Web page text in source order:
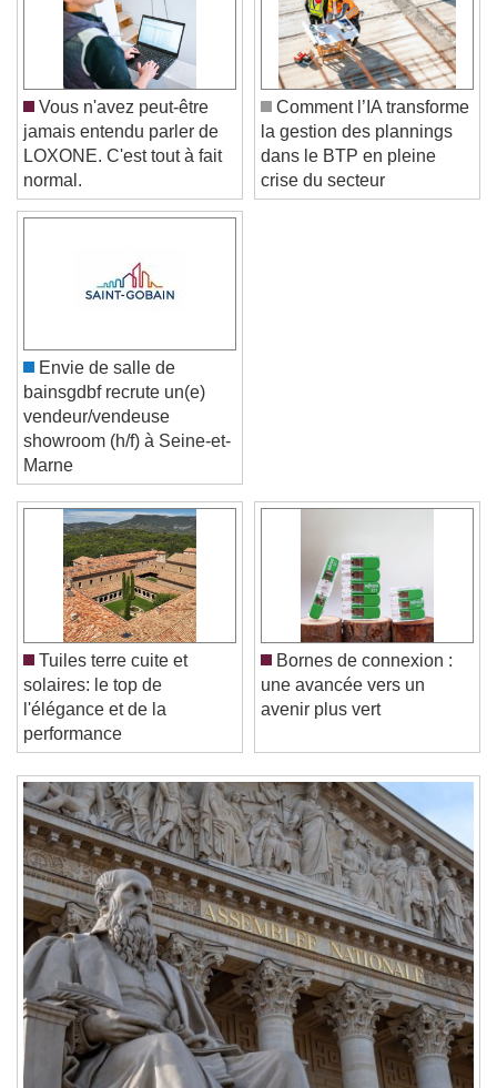
Video Player is loading.
Play Video
Play
Skip Backward
Skip Forward
Unmute
Current Time0:00
/
Duration-:-
Loaded: 0%
Stream Type
Seek to live, currently behind liveLIVE
Remaining Time-0:00
1x
Playback Rate
Chapters
Chapters
Descriptions
descriptions off, selected
Subtitles
subtitles settings
, opens subtitles
settings dialog
subtitles off, selected
Vous n'avez peut-être
jamais entendu parler de
LOXONE. C'est tout à fait
normal.
Comment l’IA transforme
la gestion des plannings
dans le BTP en pleine
crise du secteur
Envie de salle de
bainsgdbf recrute un(e)
vendeur/vendeuse
showroom (h/f) à Seine-et-
Marne
Tuiles terre cuite et
solaires: le top de
l'élégance et de la
performance
Bornes de connexion :
une avancée vers un